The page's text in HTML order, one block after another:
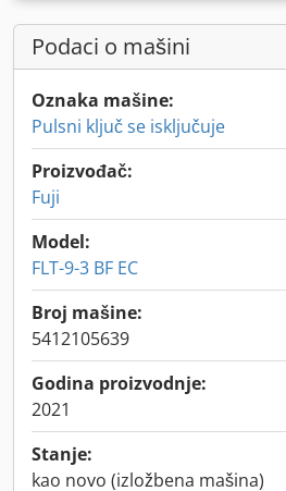
Podaci o mašini
Oznaka mašine:
Pulsni ključ se isključuje
Proizvođač:
Fuji
Model:
FLT-9-3 BF EC
Broj mašine:
5412105639
Godina proizvodnje:
2021
Stanje:
kao novo (izložbena mašina)